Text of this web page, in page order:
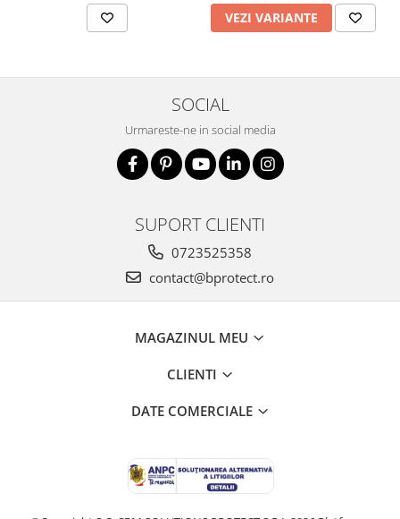
VEZI VARIANTE
SOCIAL
Urmareste-ne in social media
SUPORT CLIENTI
0723525358
contact@bprotect.ro
MAGAZINUL MEU
CLIENTI
DATE COMERCIALE